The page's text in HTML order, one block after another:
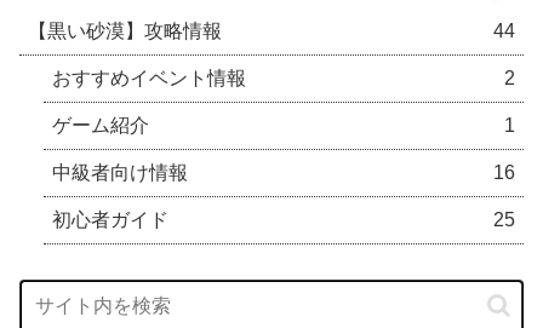
【黒い砂漠】攻略情報 44
おすすめイベント情報 2
ゲーム紹介 1
中級者向け情報 16
初心者ガイド 25